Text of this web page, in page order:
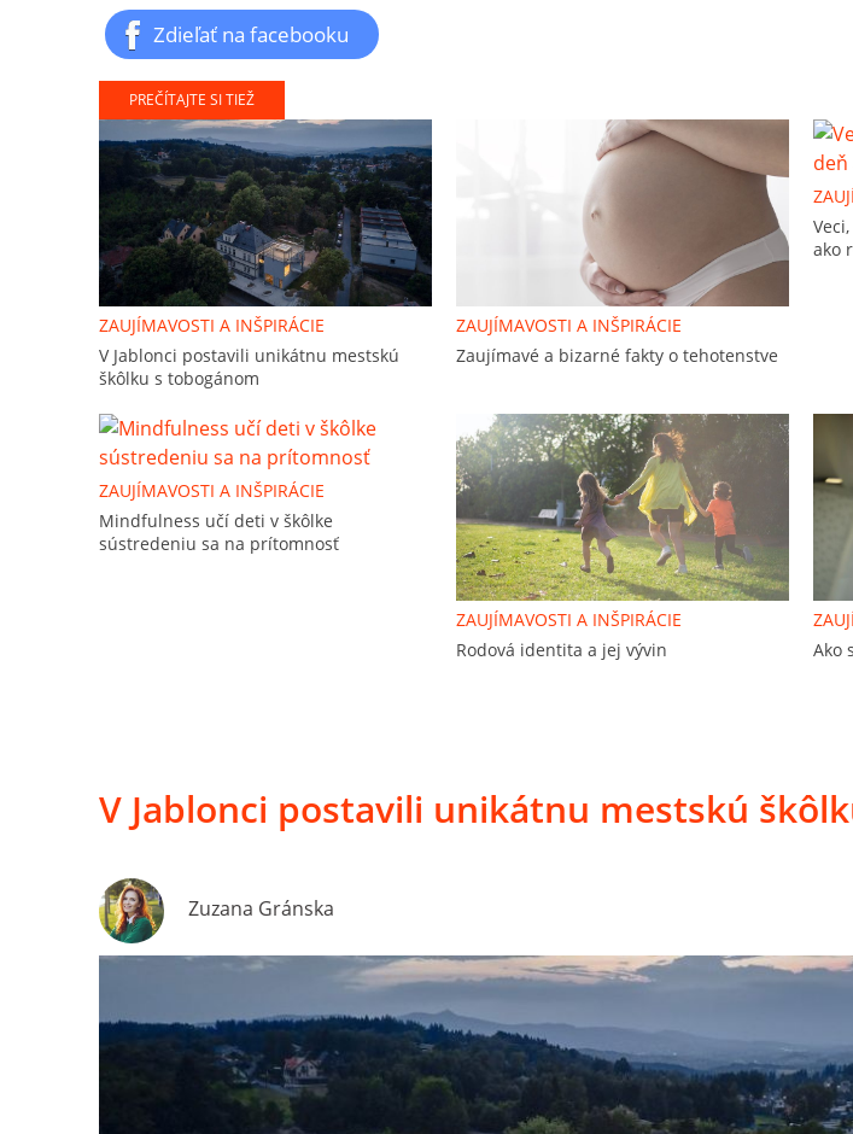
Zdieľať na facebooku
PREČÍTAJTE SI TIEŽ
ZAUJÍMAVOSTI A INŠPIRÁCIE
V Jablonci postavili unikátnu mestskú
škôlku s tobogánom
ZAUJÍMAVOSTI A INŠPIRÁCIE
Zaujímavé a bizarné fakty o tehotenstve
ako
ZAUJÍMAVOSTI A INŠPIRÁCIE
Mindfulness učí deti v škôlke
sústredeniu sa na prítomnosť
ZAUJÍMAVOSTI A INŠPIRÁCIE
Rodová identita a jej vývin
Ako
V Jablonci postavili unikátnu mestskú
Zuzana Gránska